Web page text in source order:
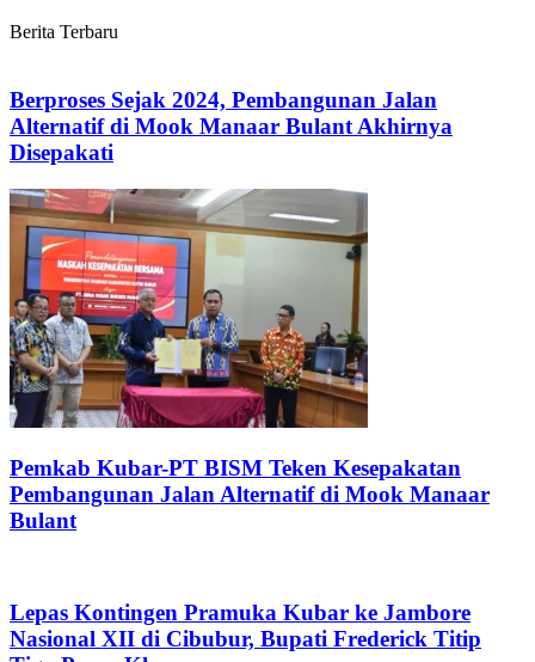
Berita Terbaru
Berproses Sejak 2024, Pembangunan Jalan
Alternatif di Mook Manaar Bulant Akhirnya
Disepakati
Pemkab Kubar-PT BISM Teken Kesepakatan
Pembangunan Jalan Alternatif di Mook Manaar
Bulant
Lepas Kontingen Pramuka Kubar ke Jambore
Nasional XII di Cibubur, Bupati Frederick Titip